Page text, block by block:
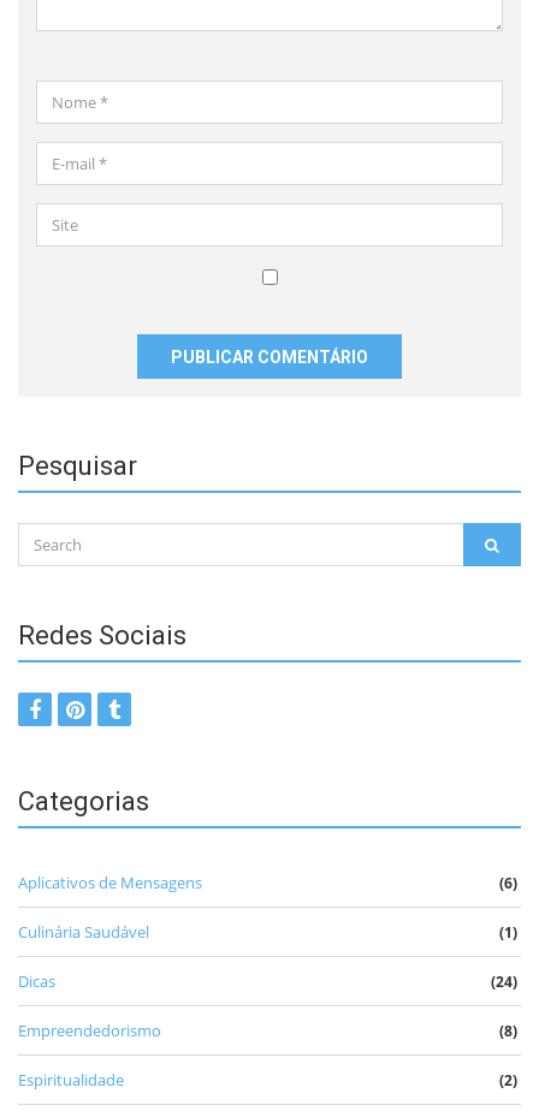
Nome
*
mail
*Site
a
próxima
que
eu
Pesquisar
Search
for:
Redes Sociais
Categorias
Aplicativos de Mensagens (6)
Culinária Saudável (1)
Dicas (24)
Empreendedorismo (8)
Espiritualidade (2)